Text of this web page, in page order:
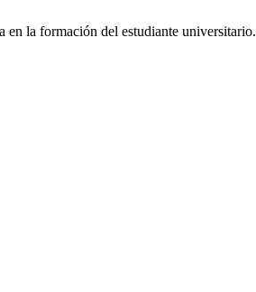
la formación del estudiante universitario.